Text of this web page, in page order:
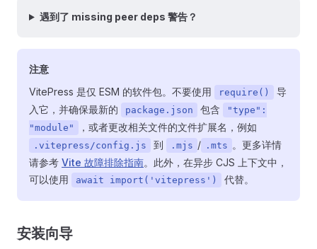
遇到了 missing peer deps 警告？
注意
VitePress 是仅 ESM 的软件包。不要使用
require()
导
入它，并确保最新的
package.json 包含
"type":
"module"
，或者更改相关文件的文件扩展名，例如
.vitepress/config.js 到 .mjs / .mts 。更多详情
请参考 Vite 故障排除指南。此外，在异步 CJS 上下文中，
可以使用
await import('vitepress') 代替。
安装向导